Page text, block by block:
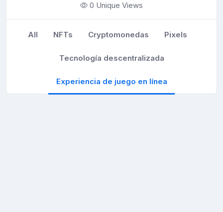
0 Unique Views
All NFTs Cryptomonedas Pixels
Tecnología descentralizada
Experiencia de juego en línea